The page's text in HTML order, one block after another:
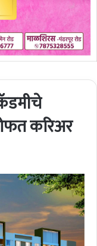
करिअर